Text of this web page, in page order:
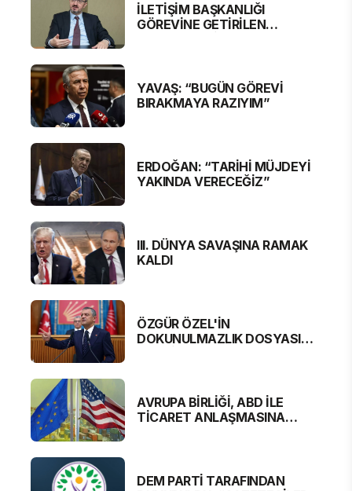
İLETİŞİM BAŞKANLIĞI
GÖREVİNE GETİRİLEN
YAVAŞ: “BUGÜN GÖREVİ
BIRAKMAYA RAZIYIM”
ERDOĞAN: “TARİHİ MÜJDEYİ
YAKINDA VERECEĞİZ”
III. DÜNYA SAVAŞINA RAMAK
KALDI
ÖZGÜR ÖZEL'İN
DOKUNULMAZLIK DOSYASI
AVRUPA BİRLİĞİ, ABD İLE
TİCARET ANLAŞMASINA
DEM PARTİ TARAFINDAN